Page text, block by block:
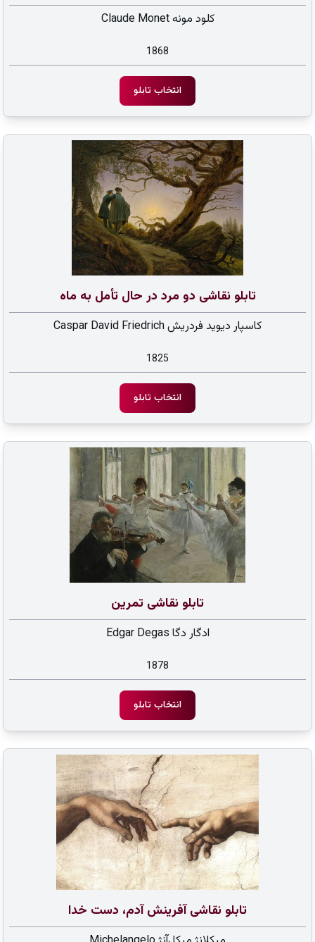
کلود مونه Claude Monet
1868
انتخاب تابلو
تابلو نقاشی دو مرد در حال تأمل به ماه
کاسپار دیوید فردریش Caspar David Friedrich
1825
انتخاب تابلو
تابلو نقاشی تمرین
ادگار دگا Edgar Degas
1878
انتخاب تابلو
تابلو نقاشی آفرینش آدم، دست خدا